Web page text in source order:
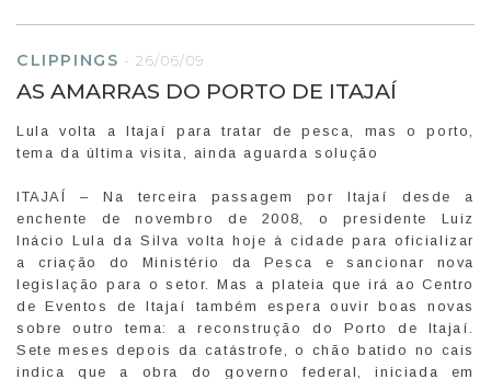
CLIPPINGS - 26/06/09
AS AMARRAS DO PORTO DE ITAJAÍ
Lula volta a Itajaí para tratar de pesca, mas o porto,
tema da última visita, ainda aguarda solução
ITAJAÍ – Na terceira passagem por Itajaí desde a
enchente de novembro de 2008, o presidente Luiz
Inácio Lula da Silva volta hoje à cidade para oficializar
a criação do Ministério da Pesca e sancionar nova
legislação para o setor. Mas a plateia que irá ao Centro
de Eventos de Itajaí também espera ouvir boas novas
sobre outro tema: a reconstrução do Porto de Itajaí.
Sete meses depois da catástrofe, o chão batido no cais
indica que a obra do governo federal, iniciada em